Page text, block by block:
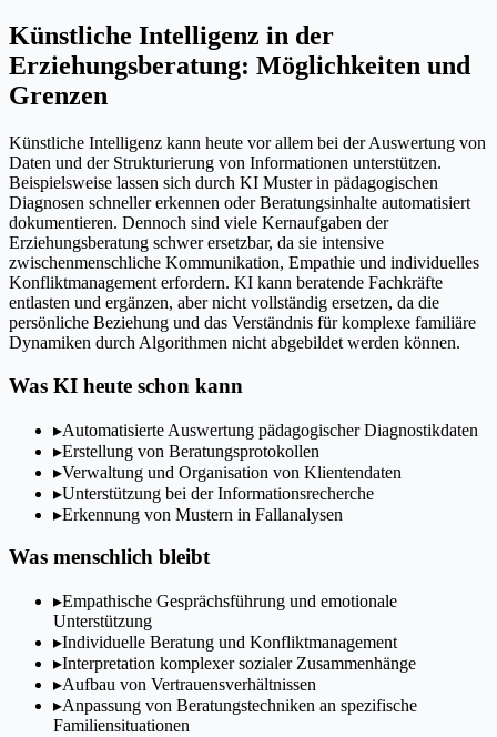
Künstliche Intelligenz in der
Erziehungsberatung: Möglichkeiten und
Grenzen
Künstliche Intelligenz kann heute vor allem bei der Auswertung von
Daten und der Strukturierung von Informationen unterstützen.
Beispielsweise lassen sich durch KI Muster in pädagogischen
Diagnosen schneller erkennen oder Beratungsinhalte automatisiert
dokumentieren. Dennoch sind viele Kernaufgaben der
Erziehungsberatung schwer ersetzbar, da sie intensive
zwischenmenschliche Kommunikation, Empathie und individuelles
Konfliktmanagement erfordern. KI kann beratende Fachkräfte
entlasten und ergänzen, aber nicht vollständig ersetzen, da die
persönliche Beziehung und das Verständnis für komplexe familiäre
Dynamiken durch Algorithmen nicht abgebildet werden können.
Was KI heute schon kann
▸Automatisierte Auswertung pädagogischer Diagnostikdaten
▸Erstellung von Beratungsprotokollen
▸Verwaltung und Organisation von Klientendaten
▸Unterstützung bei der Informationsrecherche
▸Erkennung von Mustern in Fallanalysen
Was menschlich bleibt
▸Empathische Gesprächsführung und emotionale
Unterstützung
▸Individuelle Beratung und Konfliktmanagement
▸Interpretation komplexer sozialer Zusammenhänge
▸Aufbau von Vertrauensverhältnissen
▸Anpassung von Beratungstechniken an spezifische
Familiensituationen